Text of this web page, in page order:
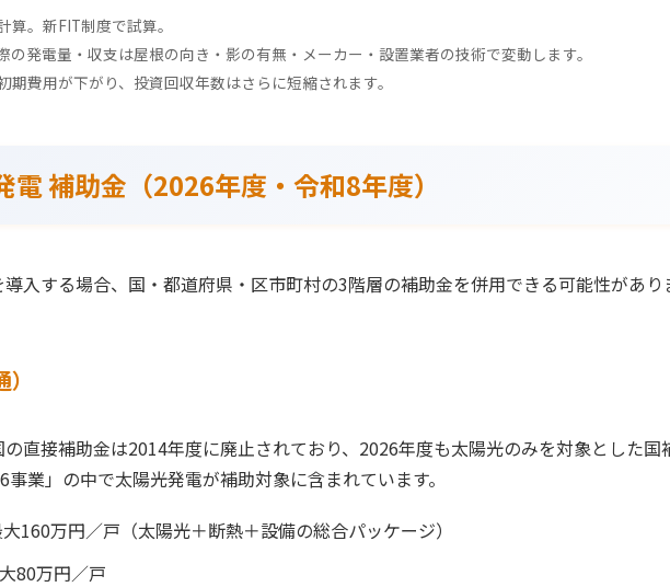
。新FIT制度で試算。
の発電量・収支は屋根の向き・影の有無・メーカー・設置業者の技術で変動します。
費用が下がり、投資回収年数はさらに短縮されます。
電 補助金（2026年度・令和8年度）
入する場合、国・都道府県・区市町村の3階層の補助金を併用できる可能性があ
直接補助金は2014年度に廃止されており、2026年度も太陽光のみを対象とした
業」の中で太陽光発電が補助対象に含まれています。
160万円／戸（太陽光＋断熱＋設備の総合パッケージ）
80万円／戸